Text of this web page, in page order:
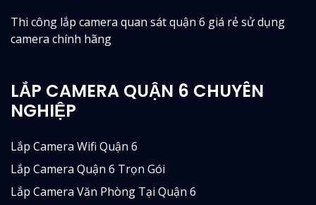
Thi công lắp camera quan sát quận 6 giá rẻ sử dụng
camera chính hãng
LẮP CAMERA QUẬN 6 CHUYÊN
NGHIỆP
Lắp Camera Wifi Quận 6
Lắp Camera Quận 6 Trọn Gói
Lắp Camera Văn Phòng Tại Quận 6